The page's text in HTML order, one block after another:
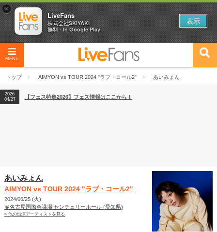
MENU
トップ AIMYON vs TOUR 2024 "ラブ・コール2" あいみょん
2026
04/27
2026
【ライブ動員ランキング】2026年上半期編発表！
2026
04/27
【フェス特集2026】フェス情報はここから！
あいみょん
AIMYON vs TOUR 2024 "ラブ・コール2"
2024/06/25 (火)
＠名古屋国際会議場 センチュリーホール (愛知県)
» 他の出演アーティストを見る
×
LiveFans
株式会社SKIYAKI
無料 - In Google Play
表示